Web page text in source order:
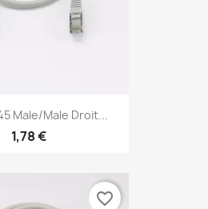
Male/Male Droit...
1,78 €
favorite_border